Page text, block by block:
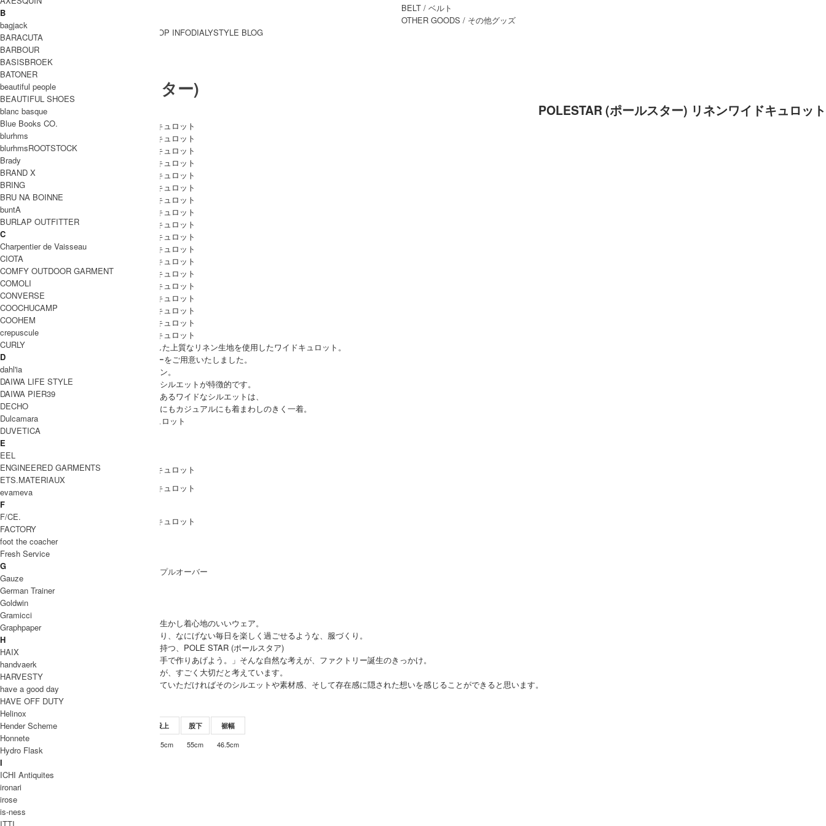
BELT / ベルト
OTHER GOODS / その他グッズ
BRAND一覧
BRAND一覧
SHOP INFODIALYSTYLE BLOG
POLESTAR (ポールスター)
POLESTAR (ポールスター) リネンワイドキュロット
POLESTARの定番、厚みのあるしっかりとした上質なリネン生地を使用したワイドキュロット。
今季は、人気のレーズン、ブラックの2カラーをご用意いたしました。
ウエストはゴムと紐のみのシンプルなデザイン。
ボリュームのあるとてもキレイなＡラインのシルエットが特徴的です。
無駄のないシンプルなデザイン、カバー力もあるワイドなシルエットは、
オールシーズンお楽しみいただけ、キレイめにもカジュアルにも着まわしのきく一着。
POLESTAR(ポールスター) リネンワイドキュロット
COODINATE
DETAIL
Coordinate Item
ブランド紹介
POLESTAR
コットンやリネンなどの天然素材の持ち味を生かし着心地のいいウェア。
シンプルな中にも、すこしの遊びゴコロがあり、なにげない毎日を楽しく過ごせるような、服づくり。
アトリエとファクトリーを兵庫県、宝塚市に持つ、POLE STAR (ポールスタア)
「自分たちのデザインした服は、自分たちの手で作りあげよう。」そんな自然な考えが、ファクトリー誕生のきっかけ。
彼らは服をつくるうえで、作り手同士の距離が、すごく大切だと考えています。
一見シンプルですが、ただ実際に触れて、着ていただければそのシルエットや素材感、そして存在感に隠された想いを感じることができると思います。
POLESTAR 取り扱い商品
SIZE
サイズ 股上 股下 裾幅
38.5cm 55cm 46.5cm
INFORMATION
ブランド名
型番
B
bagjack
BARACUTA
BARBOUR
BASISBROEK
BATONER
beautiful people
BEAUTIFUL SHOES
blanc basque
Blue Books CO.
blurhms
blurhmsROOTSTOCK
Brady
BRAND X
BRING
BRU NA BOINNE
buntA
BURLAP OUTFITTER
C
Charpentier de Vaisseau
CIOTA
COMFY OUTDOOR GARMENT
COMOLI
CONVERSE
COOCHUCAMP
COOHEM
crepuscule
CURLY
D
dahl'ia
DAIWA LIFE STYLE
DAIWA PIER39
DECHO
Dulcamara
DUVETICA
E
EEL
ENGINEERED GARMENTS
ETS.MATERIAUX
evameva
F
F/CE.
FACTORY
foot the coacher
Fresh Service
G
Gauze
German Trainer
Goldwin
Gramicci
Graphpaper
H
HAIX
handvaerk
HARVESTY
have a good day
HAVE OFF DUTY
Helinox
Hender Scheme
Honnete
Hydro Flask
I
ICHI Antiquites
ironari
irose
is-ness